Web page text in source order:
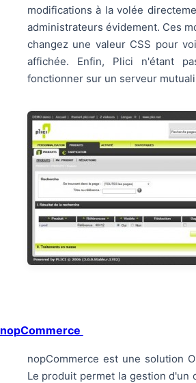
modifications à la volée
administrateurs évidement. Ces
changez une valeur CSS pour
affichée. Enfin, Plici n'étant
fonctionner sur un serveur
nopCommerce
nopCommerce est une solution
Le produit permet la gestion d'un